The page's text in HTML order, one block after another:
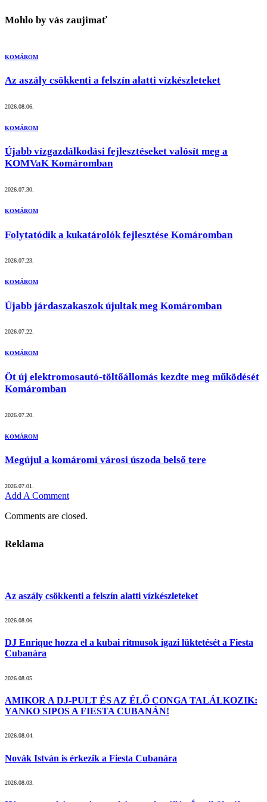
Mohlo by vás zaujimať
KOMÁROM
Az aszály csökkenti a felszín alatti vízkészleteket
2026.08.06.
KOMÁROM
Újabb vízgazdálkodási fejlesztéseket valósít meg a
KOMVaK Komáromban
2026.07.30.
KOMÁROM
Folytatódik a kukatárolók fejlesztése Komáromban
2026.07.23.
KOMÁROM
Újabb járdaszakaszok újultak meg Komáromban
2026.07.22.
KOMÁROM
Öt új elektromosautó-töltőállomás kezdte meg működését
Komáromban
2026.07.20.
KOMÁROM
Megújul a komáromi városi úszoda belső tere
2026.07.01.
Add A Comment
Comments are closed.
Reklama
Az aszály csökkenti a felszín alatti vízkészleteket
2026.08.06.
DJ Enrique hozza el a kubai ritmusok igazi lüktetését a Fiesta
Cubanára
2026.08.05.
AMIKOR A DJ-PULT ÉS AZ ÉLŐ CONGA TALÁLKOZIK:
YANKO SIPOS A FIESTA CUBANÁN!
2026.08.04.
Novák István is érkezik a Fiesta Cubanára
2026.08.03.